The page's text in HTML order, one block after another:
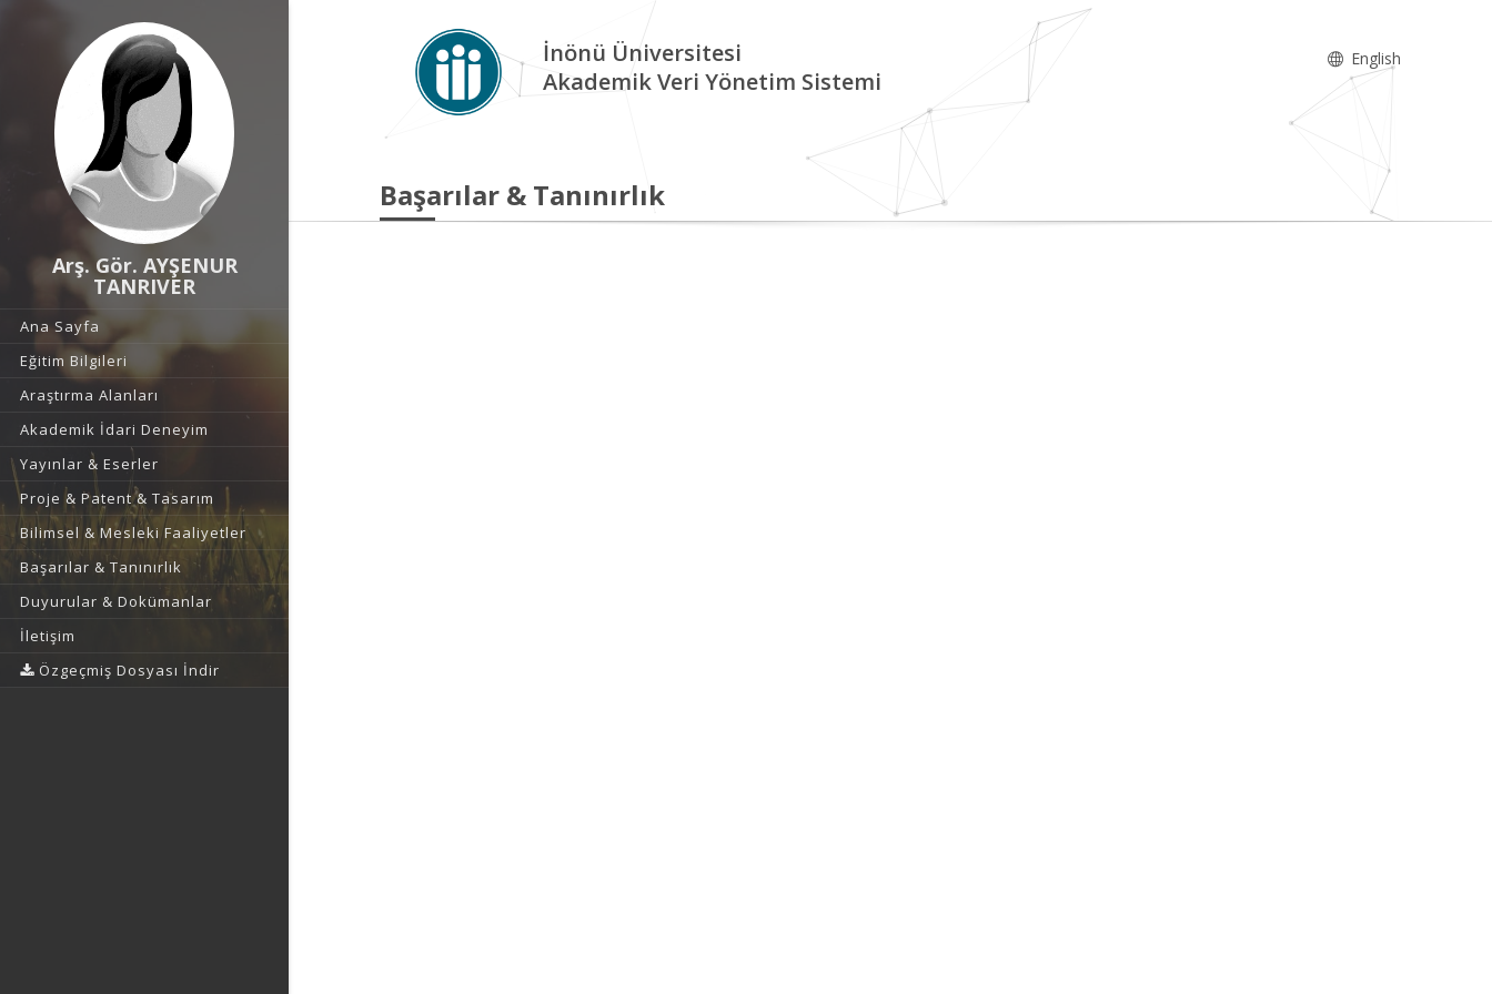
Arş. Gör. AYŞENUR
TANRIVER
Ana Sayfa
Eğitim Bilgileri
Araştırma Alanları
Akademik İdari Deneyim
Yayınlar & Eserler
Proje & Patent & Tasarım
Bilimsel & Mesleki Faaliyetler
Başarılar & Tanınırlık
Duyurular & Dokümanlar
İletişim
Özgeçmiş Dosyası İndir
İnönü Üniversitesi
Akademik Veri Yönetim Sistemi
English
Başarılar & Tanınırlık